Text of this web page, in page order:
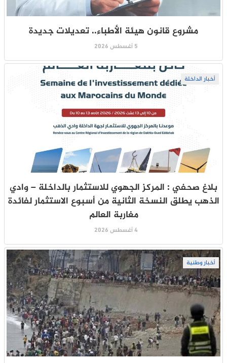
مشروع قانون هيئة الأطباء.. تعديلات جديدة
5 أغسطس 2026
أخبار الداخلة
بلاغ صحفي : المركز الجهوي للاستثمار بالداخلة – وادي
الذهب يطلق النسخة الثانية من أسبوع الاستثمار لفائدة
مغاربة العالم
4 أغسطس 2026
أخبار وطنية